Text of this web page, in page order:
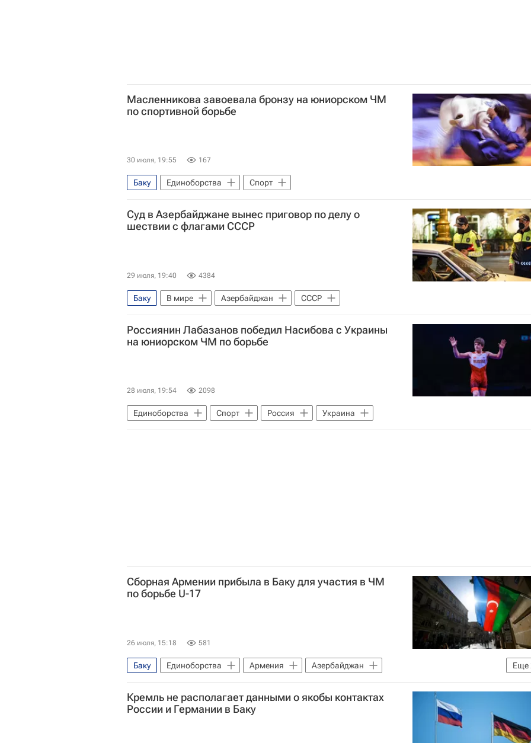
Масленникова завоевала бронзу на юниорском ЧМ
по спортивной борьбе
30 июля, 19:55 167
Баку Единоборства Спорт
Суд в Азербайджане вынес приговор по делу о
шествии с флагами СССР
29 июля, 19:40 4384
Баку В мире Азербайджан СССР
Россиянин Лабазанов победил Насибова с Украины
на юниорском ЧМ по борьбе
28 июля, 19:54 2098
Единоборства Спорт Россия Украина
Сборная Армении прибыла в Баку для участия в ЧМ
по борьбе U-17
26 июля, 15:18 581
Еще
Баку Единоборства Армения
Азербайджан
Чемпионат мира по борьбе
Спорт
Кремль не располагает данными о якобы контактах
России и Германии в Баку